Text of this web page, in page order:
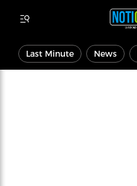
Last Minute News